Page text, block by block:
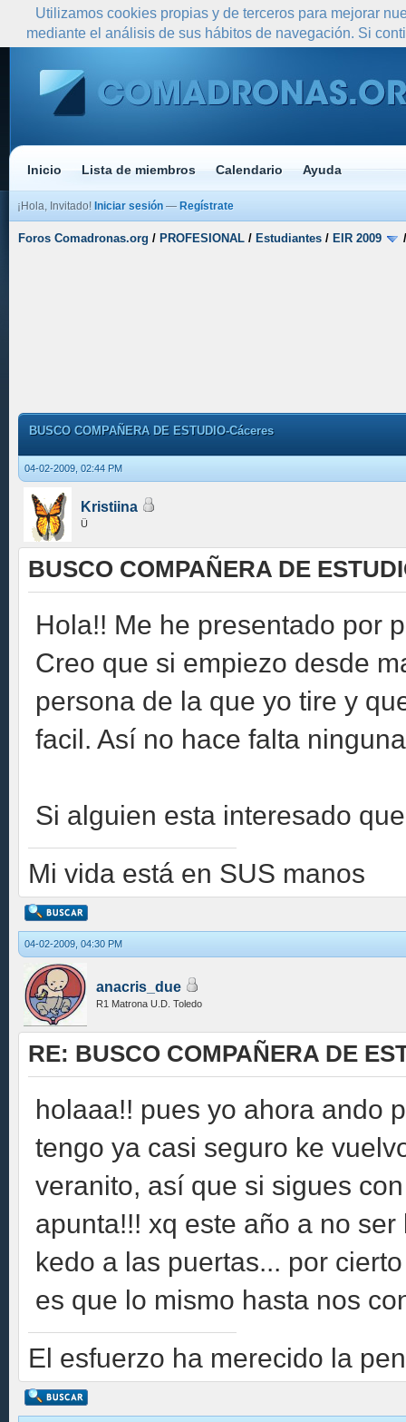
Inicio Lista de miembros Calendario Ayuda
¡Hola, Invitado! Iniciar sesión — Regístrate
Foros Comadronas.org / PROFESIONAL / Estudiantes / EIR 2009
BUSCO COMPAÑERA DE ESTUDIO-Cáceres
04-02-2009, 02:44 PM
Kristiina
Ü
BUSCO COMPAÑERA DE
Hola!! Me he presentado por
Creo que si empiezo desde
persona de la que yo tire y
facil. Así no hace falta
Si alguien esta interesado
Mi vida está en SUS manos
04-02-2009, 04:30 PM
anacris_due
R1 Matrona U.D. Toledo
RE: BUSCO COMPAÑERA DE
holaaa!! pues yo ahora ando
tengo ya casi seguro ke
veranito, así que si sigues
apunta!!! xq este año a no
kedo a las puertas... por
es que lo mismo hasta nos
El esfuerzo ha merecido la
Utilizamos cookies propias y de terceros para mejorar
mediante el análisis de sus hábitos de navegación. Si